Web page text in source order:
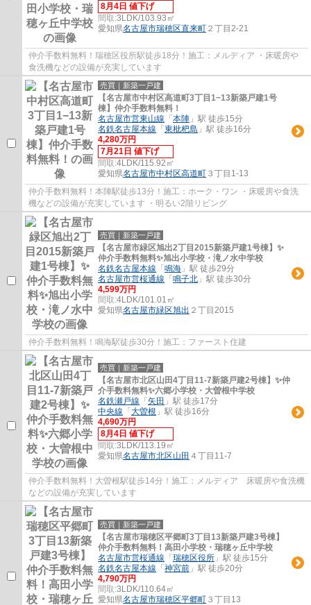
8月4日 値下げ
間取:3LDK/103.93㎡
愛知県名古屋市瑞穂区直来町 ２丁目2-21
仲介手数料無料！瑞穂区役所駅徒歩18分！施工：メルディア ・床暖房や
食洗機などの設備が充実しています
売買｜新築一戸建
【名古屋市中村区高道町3丁目1−13新築戸建1号
棟】仲介手数料無料！
名古屋市営東山線 「 本陣 」駅 徒歩15分
名鉄名古屋本線 「 東枇杷島 」駅 徒歩16分
4,280万円
7月21日 値下げ
間取:4LDK/115.92㎡
愛知県名古屋市中村区高道町 ３丁目1-13
仲介手数料無料！本陣駅徒歩13分！施工：ホーク・ワン ・床暖房や食洗
機などの設備が充実しています ・明るい2階リビング
売買｜新築一戸建
【名古屋市緑区旭出2丁目2015新築戸建1号棟】✨️
仲介手数料無料✨️旭出小学校・滝ノ水中学校
名鉄名古屋本線 「 鳴海 」駅 徒歩29分
名古屋市営桜通線 「 鳴子北 」駅 徒歩30分
4,599万円
間取:4LDK/101.01㎡
愛知県名古屋市緑区旭出 ２丁目2015
仲介手数料無料！鳴海駅徒歩30分！施工：ファースト住建
売買｜新築一戸建
【名古屋市北区山田4丁目11-7新築戸建2号棟】✨️仲
介手数料無料✨️六郷小学校・大曽根中学校
名鉄瀬戸線 「 矢田 」駅 徒歩17分
中央線 「 大曽根 」駅 徒歩16分
4,690万円
8月4日 値下げ
間取:3LDK/113.19㎡
愛知県名古屋市北区山田 ４丁目11-7
仲介手数料無料！大曽根駅徒歩14分！施工：メルディア 床暖房や食洗機
などの設備が充実しています
売買｜新築一戸建
【名古屋市瑞穂区平郷町3丁目13新築戸建3号棟】
仲介手数料無料！高田小学校・瑞穂ヶ丘中学校
名古屋市営桜通線 「 瑞穂区役所 」駅 徒歩15分
名鉄名古屋本線 「 神宮前 」駅 徒歩20分
4,790万円
間取:3LDK/110.64㎡
愛知県名古屋市瑞穂区平郷町 ３丁目13